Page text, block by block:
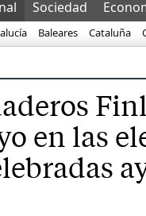
Sociedad
Baleares Cataluña
en las